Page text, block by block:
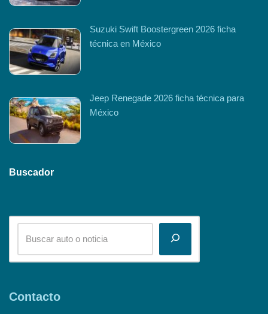
Suzuki Swift Boostergreen 2026 ficha
técnica en México
Jeep Renegade 2026 ficha técnica para
México
Buscador
Contacto